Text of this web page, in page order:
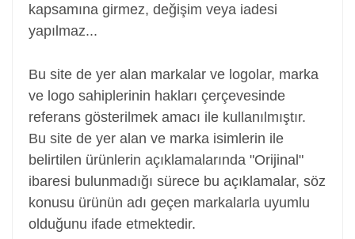
kapsamına girmez, değişim veya iadesi
yapılmaz...
Bu site de yer alan markalar ve logolar, marka
ve logo sahiplerinin hakları çerçevesinde
referans gösterilmek amacı ile kullanılmıştır.
Bu site de yer alan ve marka isimlerin ile
belirtilen ürünlerin açıklamalarında "Orijinal"
ibaresi bulunmadığı sürece bu açıklamalar, söz
konusu ürünün adı geçen markalarla uyumlu
olduğunu ifade etmektedir.